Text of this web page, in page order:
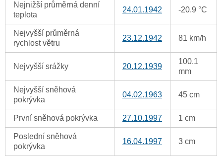
Nejnižší průměrná denní
teplota
24.01.1942 -20.9 °C
Nejvyšší průměrná
rychlost větru
23.12.1942 81 km/h
Nejvyšší srážky 20.12.1939
100.1
mm
Nejvyšší sněhová
pokrývka
04.02.1963 45 cm
První sněhová pokrývka 27.10.1997 1 cm
Poslední sněhová
pokrývka
16.04.1997 3 cm